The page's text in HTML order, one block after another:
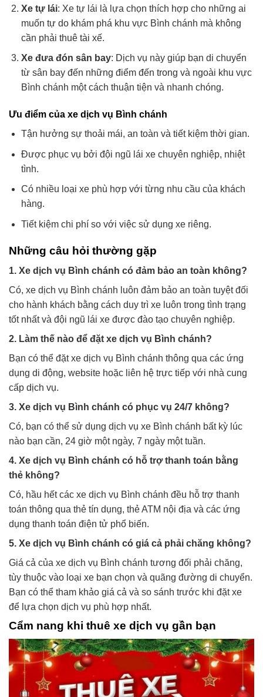
Xe tự lái: Xe tự lái là lựa chọn thích hợp cho những ai
muốn tự do khám phá khu vực Bình chánh mà không
cần phải thuê tài xế.
Xe đưa đón sân bay: Dịch vụ này giúp bạn di chuyển
từ sân bay đến những điểm đến trong và ngoài khu vực
Bình chánh một cách thuận tiện và nhanh chóng.
Ưu điểm của xe dịch vụ Bình chánh
Tận hưởng sự thoải mái, an toàn và tiết kiệm thời gian.
Được phục vụ bởi đội ngũ lái xe chuyên nghiệp, nhiệt
tình.
Có nhiều loại xe phù hợp với từng nhu cầu của khách
hàng.
Tiết kiệm chi phí so với việc sử dụng xe riêng.
Những câu hỏi thường gặp
1. Xe dịch vụ Bình chánh có đảm bảo an toàn không?
Có, xe dịch vụ Bình chánh luôn đảm bảo an toàn tuyệt đối
cho hành khách bằng cách duy trì xe luôn trong tình trạng
tốt nhất và đội ngũ lái xe được đào tạo chuyên nghiệp.
2. Làm thế nào để đặt xe dịch vụ Bình chánh?
Bạn có thể đặt xe dịch vụ Bình chánh thông qua các ứng
dụng di động, website hoặc liên hệ trực tiếp với nhà cung
cấp dịch vụ.
3. Xe dịch vụ Bình chánh có phục vụ 24/7 không?
Có, bạn có thể sử dụng dịch vụ xe Bình chánh bất kỳ lúc
nào bạn cần, 24 giờ một ngày, 7 ngày một tuần.
4. Xe dịch vụ Bình chánh có hỗ trợ thanh toán bằng
thẻ không?
Có, hầu hết các xe dịch vụ Bình chánh đều hỗ trợ thanh
toán thông qua thẻ tín dụng, thẻ ATM nội địa và các ứng
dụng thanh toán điện tử phổ biến.
5. Xe dịch vụ Bình chánh có giá cả phải chăng không?
Giá cả của xe dịch vụ Bình chánh tương đối phải chăng,
tùy thuộc vào loại xe bạn chọn và quãng đường di chuyển.
Bạn có thể tham khảo giá cả và so sánh trước khi đặt xe
để lựa chọn dịch vụ phù hợp nhất.
Cẩm nang khi thuê xe dịch vụ gần bạn